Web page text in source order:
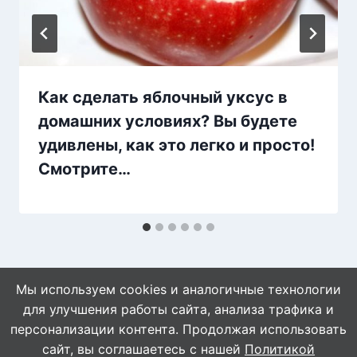
Как сделать яблочный уксус в
домашних условиях? Вы будете
удивлены, как это легко и просто!
Смотрите…
Мы используем cookies и аналогичные технологии
для улучшения работы сайта, анализа трафика и
персонализации контента. Продолжая использовать
сайт, вы соглашаетесь с нашей Политикой